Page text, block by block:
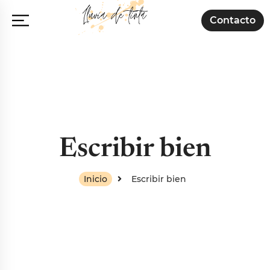
Contacto
Escribir bien
Inicio Escribir bien